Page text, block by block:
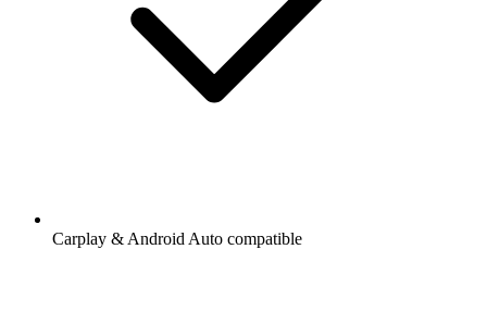
Carplay & Android Auto compatible